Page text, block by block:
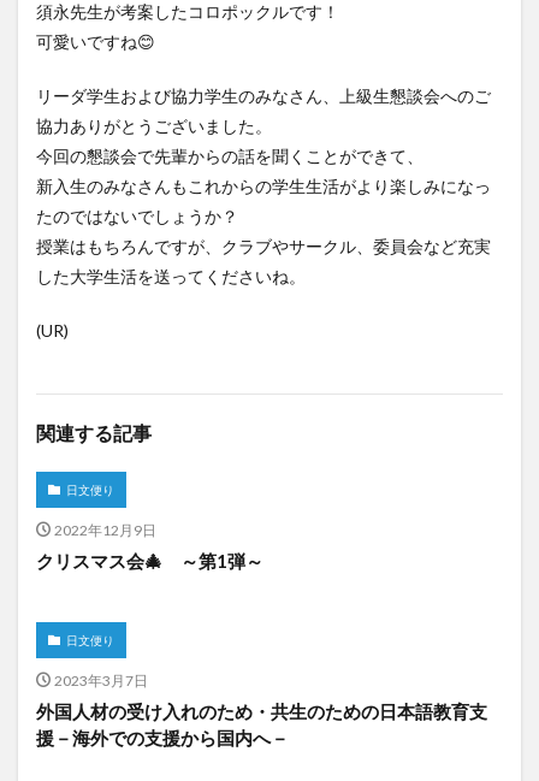
須永先生が考案したコロポックルです！
可愛いですね😊
リーダ学生および協力学生のみなさん、上級生懇談会へのご
協力ありがとうございました。
今回の懇談会で先輩からの話を聞くことができて、
新入生のみなさんもこれからの学生生活がより楽しみになっ
たのではないでしょうか？
授業はもちろんですが、クラブやサークル、委員会など充実
した大学生活を送ってくださいね。
(UR)
関連する記事
日文便り
2022年12月9日
クリスマス会🎄 ～第1弾～
日文便り
2023年3月7日
外国人材の受け入れのため・共生のための日本語教育支
援－海外での支援から国内へ－